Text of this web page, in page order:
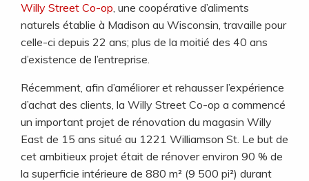
Willy Street Co-op, une coopérative d’aliments
naturels établie à Madison au Wisconsin, travaille pour
celle-ci depuis 22 ans; plus de la moitié des 40 ans
d’existence de l’entreprise.
Récemment, afin d’améliorer et rehausser l’expérience
d’achat des clients, la Willy Street Co-op a commencé
un important projet de rénovation du magasin Willy
East de 15 ans situé au 1221 Williamson St. Le but de
cet ambitieux projet était de rénover environ 90 % de
la superficie intérieure de 880 m² (9 500 pi²) durant